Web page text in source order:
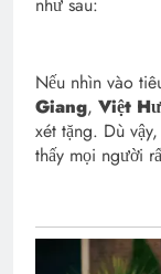
Nếu nhìn vào
Giang, Việt
xét tặng. Dù
thấy mọi người